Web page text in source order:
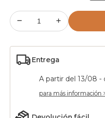
Entrega
A partir del 13/08 -
para más información